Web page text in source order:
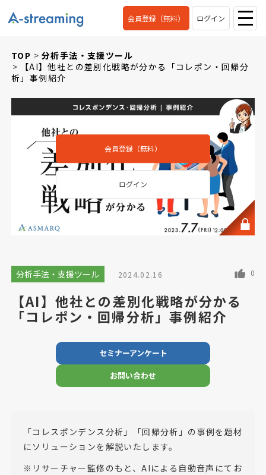
会員登録（無料） ログイン
TOP
分析手法・支援ツール
【AI】他社との差別化戦略が分かる「コレポン・回帰分
析」事例紹介
会員登録（無料）
ログイン
分析手法・支援ツール 2024.02.16 0
【AI】他社との差別化戦略が分かる
「コレポン・回帰分析」事例紹介
セミナーアンケート
お問い合わせ
「コレスポンデンス分析」「回帰分析」の事例を題材
にソリューションを解説いたします。
※リサーチャー監修のもと、AIによる自動音声にてお